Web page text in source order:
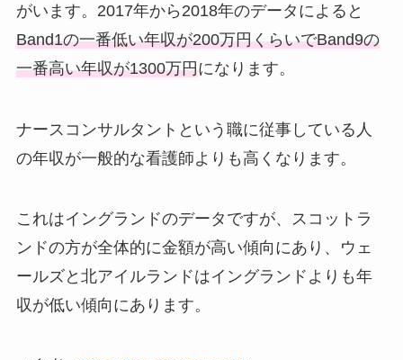
がいます。2017年から2018年のデータによると
Band1の一番低い年収が200万円くらいでBand9の
一番高い年収が1300万円になります。
ナースコンサルタントという職に従事している人
の年収が一般的な看護師よりも高くなります。
これはイングランドのデータですが、スコットラ
ンドの方が全体的に金額が高い傾向にあり、ウェ
ールズと北アイルランドはイングランドよりも年
収が低い傾向にあります。